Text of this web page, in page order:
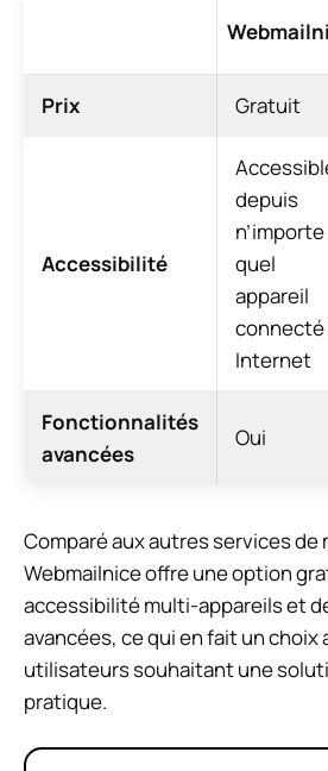
Prix Gratuit
Accessibilité
depuis
n’importe
quel
appareil
connecté
Internet
Fonctionnalités
avancées
Oui
Comparé aux autres services de
Webmailnice offre une option
accessibilité multi-appareils et
avancées, ce qui en fait un
utilisateurs souhaitant une
pratique.